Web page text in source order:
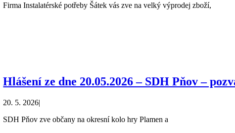
Firma Instalatérské potřeby Šátek vás zve na velký výprodej zboží,
Hlášení ze dne 20.05.2026 – SDH Pňov –
20. 5. 2026|
SDH Pňov zve občany na okresní kolo hry Plamen a